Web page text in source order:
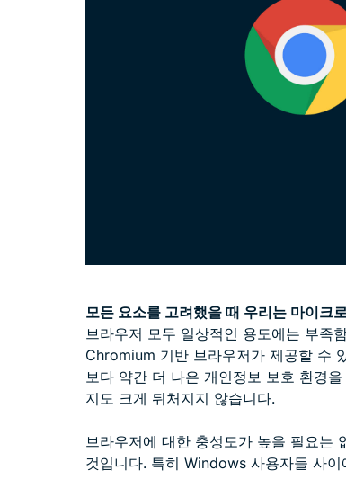
모든 요소를 고려했을 때 우리는 마이크
브라우저 모두 일상적인 용도에는 부족
Chromium 기반 브라우저가 제공할 수
보다 약간 더 나은 개인정보 보호 환경
지도 크게 뒤처지지 않습니다.
브라우저에 대한 충성도가 높을 필요는
것입니다. 특히 Windows 사용자들 사